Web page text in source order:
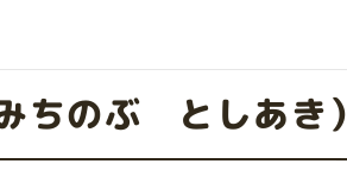
のぶ としあき）